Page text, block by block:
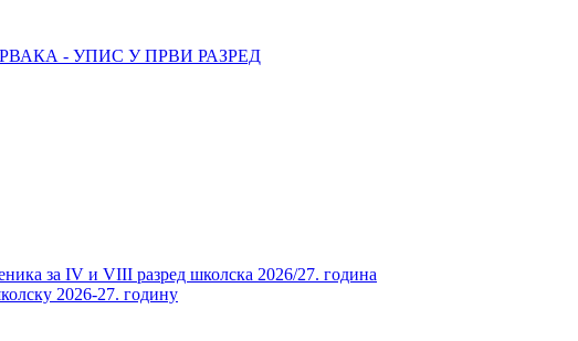
- УПИС У ПРВИ РАЗРЕД
за IV и VIII разред школска 2026/27. година
2026-27. годину